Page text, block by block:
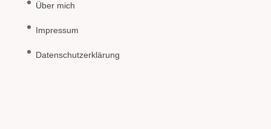
Über mich
Impressum
Datenschutzerklärung